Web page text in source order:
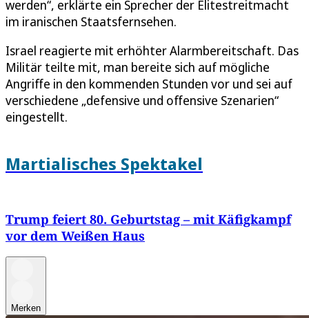
werden“, erklärte ein Sprecher der Elitestreitmacht
im iranischen Staatsfernsehen.
Israel reagierte mit erhöhter Alarmbereitschaft. Das
Militär teilte mit, man bereite sich auf mögliche
Angriffe in den kommenden Stunden vor und sei auf
verschiedene „defensive und offensive Szenarien“
eingestellt.
Martialisches Spektakel
Trump feiert 80. Geburtstag – mit Käfigkampf
vor dem Weißen Haus
Merken